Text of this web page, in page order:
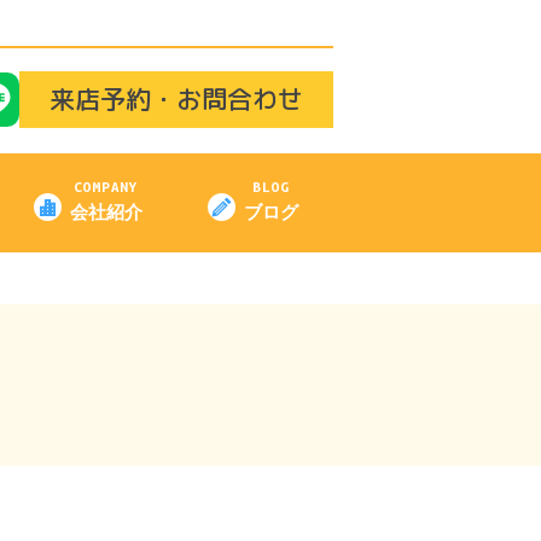
来店予約・お問合わせ
COMPANY
会社紹介
BLOG
ブログ